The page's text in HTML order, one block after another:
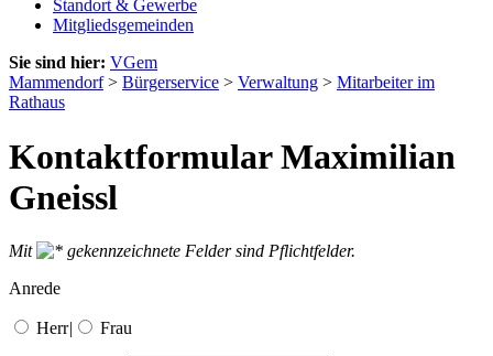
Standort & Gewerbe
Mitgliedsgemeinden
Sie sind hier: VGem
Mammendorf> Bürgerservice > Verwaltung > Mitarbeiter im
Rathaus
Kontaktformular Maximilian
Gneissl
Mit
gekennzeichnete Felder sind Pflichtfelder.
Anrede
Herr| Frau